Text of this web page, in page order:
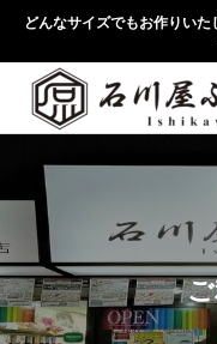
どんなサイズでもお作りい